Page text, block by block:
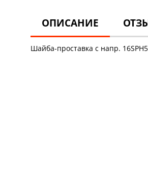
ОПИСАНИЕ
Шайба-проставка с напр.